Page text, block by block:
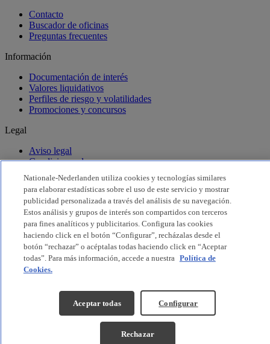
Contacto
Buscador de oficinas
Preguntas frecuentes
Información
Documentación de interés
Valores liquidativos
Perfiles de riesgo y volatilidades
Promociones y concursos
Legal
Aviso legal
Condiciones de uso
Privacidad
Cookies
Declaración Accesibilidad
Configurar Cookies
Te llamamos
Nationale-Nederlanden utiliza cookies y tecnologías similares
para elaborar estadísticas sobre el uso de este servicio y mostrar
publicidad personalizada a través del análisis de su navegación.
Estos análisis y grupos de interés son compartidos con terceros
para fines analíticos y publicitarios. Configura las cookies
haciendo click en el botón “Configurar”, recházalas desde el
botón “rechazar” o acéptalas todas haciendo click en “Aceptar
todas”. Para más información, accede a nuestra Política de
Cookies.
Configurar
Rechazar
Aceptar todas